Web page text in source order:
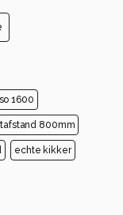
1600
800mm
echte kikker